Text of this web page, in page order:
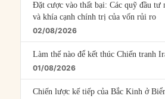
Đặt cược vào thất bại: Các quỹ đầu tư
và khía cạnh chính trị của vốn rủi ro
02/08/2026
Làm thế nào để kết thúc Chiến tranh
01/08/2026
Chiến lược kế tiếp của Bắc Kinh ở